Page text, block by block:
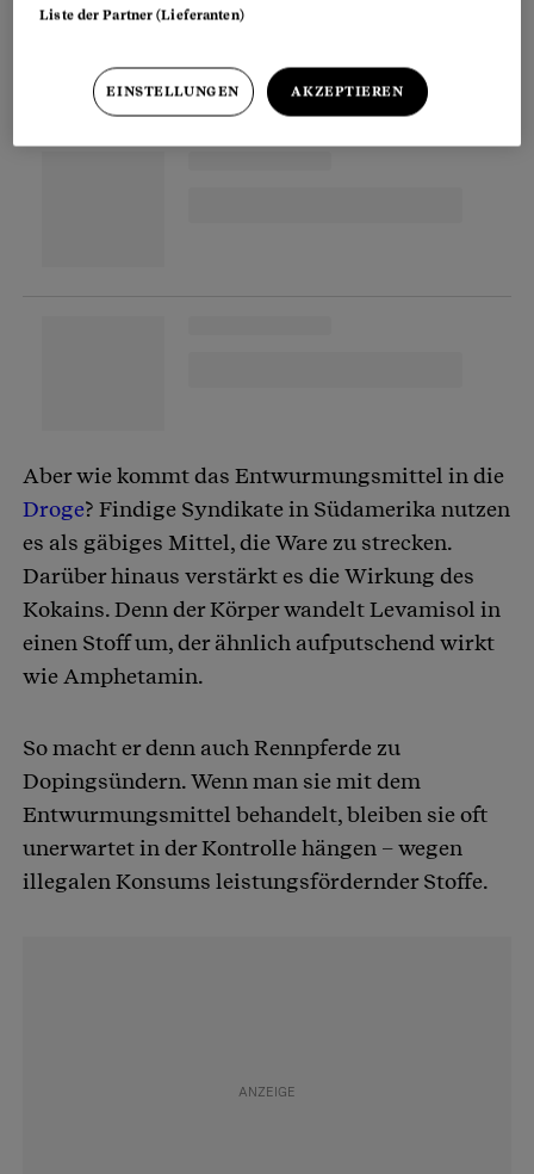
pro Tag.
Partnerinhalte
Aber wie kommt das Entwurmungsmittel in die
Droge? Findige Syndikate in Südamerika nutzen
es als gäbiges Mittel, die Ware zu strecken.
Darüber hinaus verstärkt es die Wirkung des
Kokains. Denn der Körper wandelt Levamisol in
einen Stoff um, der ähnlich aufputschend wirkt
wie Amphetamin.
So macht er denn auch Rennpferde zu
Dopingsündern. Wenn man sie mit dem
Entwurmungsmittel behandelt, bleiben sie oft
unerwartet in der Kontrolle hängen – wegen
illegalen Konsums leistungsfördernder Stoffe.
Liste der Partner (Lieferanten)
EINSTELLUNGEN AKZEPTIEREN